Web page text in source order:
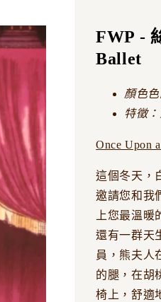
FWP -
Ballet
顏色
特徵：
Once Upon
這個冬天，
邀請您和我
上您最溫
還有一群天
員，熊夫人
的腿，在胡
椅上，舒適